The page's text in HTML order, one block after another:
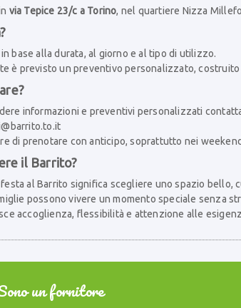
via Tepice 23/c a Torino, nel quartiere Nizza
base alla durata, al giorno e al tipo di utilizzo.
è previsto un preventivo personalizzato,
informazioni e preventivi personalizzati
di prenotare con anticipo, soprattutto nei
il Barrito?
al Barrito significa scegliere uno spazio bello,
possono vivere un momento speciale senza
accoglienza, flessibilità e attenzione alle
un fornitore